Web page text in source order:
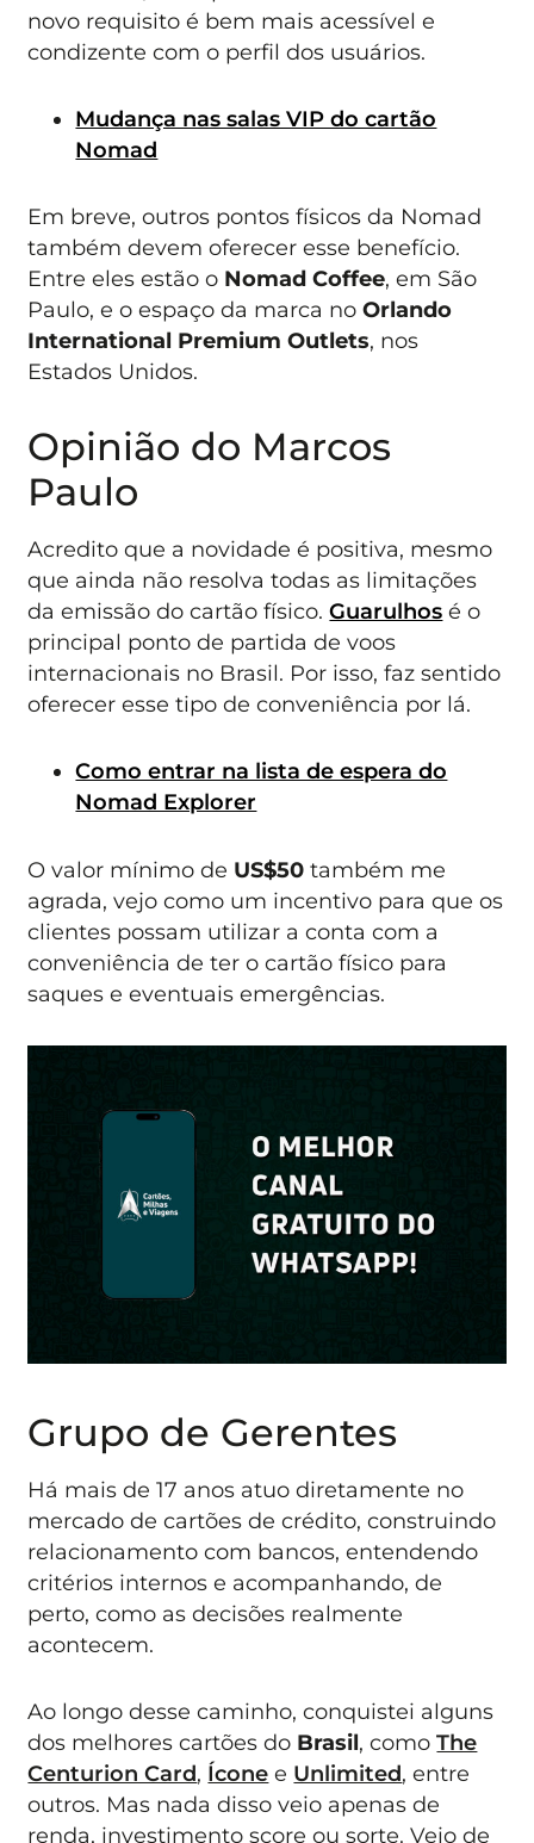
novo requisito é bem mais acessível e
condizente com o perfil dos usuários.
Mudança nas salas VIP do cartão
Nomad
Em breve, outros pontos físicos da Nomad
também devem oferecer esse benefício.
Entre eles estão o Nomad Coffee, em São
Paulo, e o espaço da marca noOrlando
International Premium Outlets, nos
Estados Unidos.
Opinião do Marcos
Paulo
Acredito que a novidade é positiva, mesmo
que ainda não resolva todas as limitações
da emissão do cartão físico.Guarulhos é o
principal ponto de partida de voos
internacionais no Brasil. Por isso, faz sentido
oferecer esse tipo de conveniência por lá.
Como entrar na lista de espera do
Nomad Explorer
O valor mínimo de US$50 também me
agrada, vejo como um incentivo para que os
clientes possam utilizar a conta com a
conveniência de ter o cartão físico para
saques e eventuais emergências.
Grupo de Gerentes
Há mais de 17 anos atuo diretamente no
mercado de cartões de crédito, construindo
relacionamento com bancos, entendendo
critérios internos e acompanhando, de
perto, como as decisões realmente
acontecem.
Ao longo desse caminho, conquistei alguns
dos melhores cartões do Brasil, comoThe
Centurion Card, Ícone e Unlimited, entre
outros. Mas nada disso veio apenas de
renda, investimento score ou sorte. Veio de